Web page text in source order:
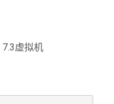
7.3虚拟机